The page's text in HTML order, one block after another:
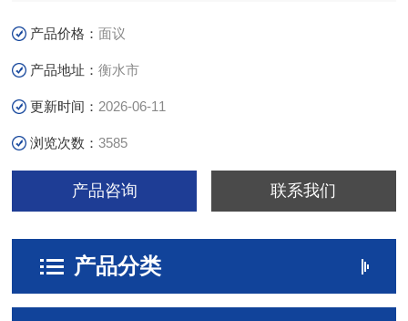
产品价格：面议
产品地址：衡水市
更新时间： 2026-06-11
浏览次数：3585
产品咨询 联系我们
产品分类